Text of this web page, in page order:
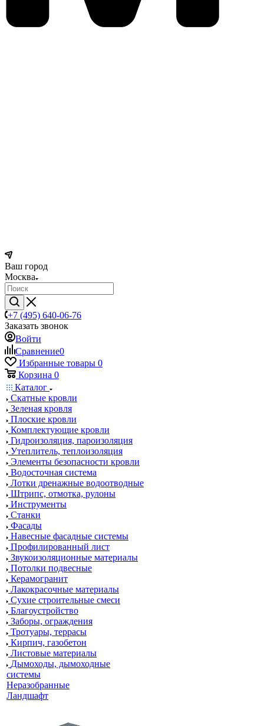
Ваш город
Москва
+7 (495) 640-06-76
Заказать звонок
Войти
Сравнение0
Избранные товары 0
Корзина 0
Каталог
Скатные кровли
Зеленая кровля
Плоские кровли
Комплектующие кровли
Гидроизоляция, пароизоляция
Утеплитель, теплоизоляция
Элементы безопасности кровли
Водосточная система
Лотки дренажные водоотводные
Штрипс, отмотка, рулоны
Инструменты
Станки
Фасады
Навесные фасадные системы
Профилированный лист
Звукоизоляционные материалы
Потолки подвесные
Керамогранит
Лакокрасочные материалы
Сухие строительные смеси
Благоустройство
Заборы, ограждения
Тротуары, террасы
Кирпич, газобетон
Листовые материалы
Дымоходы, дымоходные
системы
Неразобранные
Ландшафт